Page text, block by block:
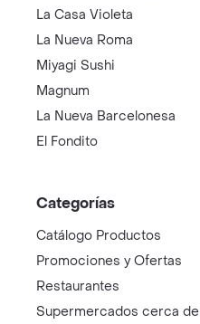
La Casa Violeta
La Nueva Roma
Miyagi Sushi
Magnum
La Nueva Barcelonesa
El Fondito
Categorías
Catálogo Productos
Promociones y Ofertas
Restaurantes
Supermercados cerca de